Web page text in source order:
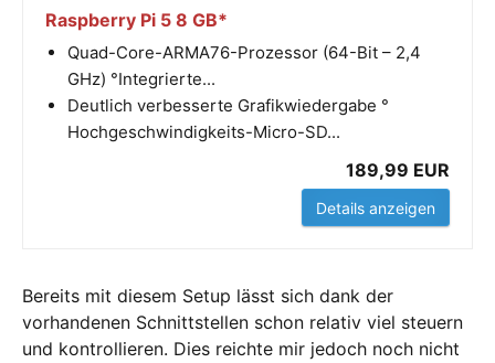
Raspberry Pi 5 8 GB*
Quad-Core-ARMA76-Prozessor (64-Bit – 2,4
GHz) °Integrierte...
Deutlich verbesserte Grafikwiedergabe °
Hochgeschwindigkeits-Micro-SD...
189,99 EUR
Details anzeigen
Bereits mit diesem Setup lässt sich dank der
vorhandenen Schnittstellen schon relativ viel steuern
und kontrollieren. Dies reichte mir jedoch noch nicht